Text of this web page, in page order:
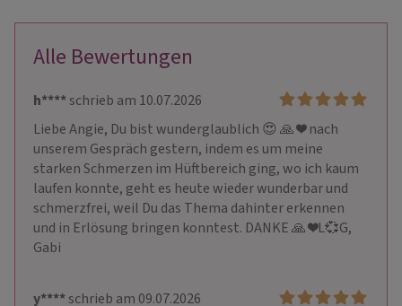
Alle Bewertungen
h****schrieb am 10.07.2026
Liebe Angie, Du bist wunderglaublich 😍 🙏 ❤️ nach
unserem Gespräch gestern, indem es um meine
starken Schmerzen im Hüftbereich ging, wo ich kaum
laufen konnte, geht es heute wieder wunderbar und
schmerzfrei, weil Du das Thema dahinter erkennen
und in Erlösung bringen konntest. DANKE 🙏 ❤️L💞G,
Gabi
y****schrieb am 09.07.2026